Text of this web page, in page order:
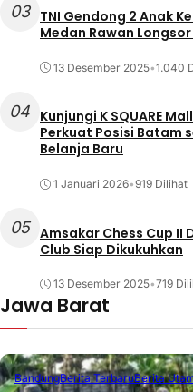
03
TNI Gendong 2 Anak
Medan Rawan
13 Desember 2025•1.040
04 Kunjungi K SQUARE
Perkuat Posisi Batam
Belanja Baru
1 Januari 2026•919 Dilihat
05 Amsakar Chess Cup II
Club Siap Dikukuhkan
13 Desember 2025•719
Jawa Barat
BandungBerita TerbaruBerita